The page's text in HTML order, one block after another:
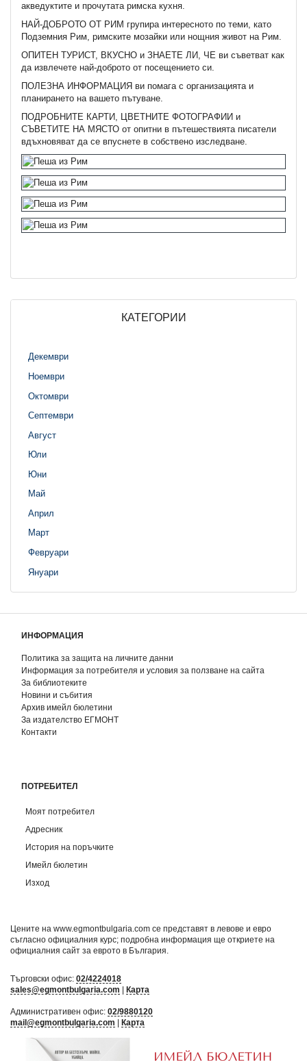
акведуктите и прочутата римска кухня.
НАЙ-ДОБРОТО ОТ РИМ групира интересното по теми, като
Подземния Рим, римските мозайки или нощния живот на Рим.
ОПИТЕН ТУРИСТ, ВКУСНО и ЗНАЕТЕ ЛИ, ЧЕ ви съветват как
да извлечете най-доброто от посещението си.
ПОЛЕЗНА ИНФОРМАЦИЯ ви помага с организацията и
планирането на вашето пътуване.
ПОДРОБНИТЕ КАРТИ, ЦВЕТНИТЕ ФОТОГРАФИИ и
СЪВЕТИТЕ НА МЯСТО от опитни в пътешествията писатели
вдъхновяват да се впуснете в собствено изследване.
КАТЕГОРИИ
Декември
Ноември
Октомври
Септември
Август
Юли
Юни
Май
Април
Март
Февруари
Януари
ИНФОРМАЦИЯ
Политика за защита на личните данни
Информация за потребителя и условия за ползване на сайта
За библиотеките
Новини и събития
Архив имейл бюлетини
За издателство ЕГМОНТ
Контакти
ПОТРЕБИТЕЛ
Моят потребител
Адресник
История на поръчките
Имейл бюлетин
Изход
Цените на www.egmontbulgaria.com се представят в левове и евро
съгласно официалния курс; подробна информация ще откриете на
официалния сайт за еврото в България
Търговски офис: 02/4224018
sales@egmontbulgaria.com
Карта
Административен офис: 02/9880120
mail@egmontbulgaria.com
Карта